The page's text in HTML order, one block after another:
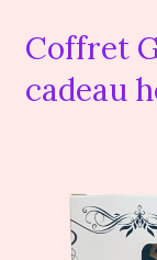
Coffret
cadeau